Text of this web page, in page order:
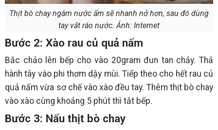
Thịt bò chay ngâm nước ấm sẽ nhanh nở hơn, sau đó dùng
tay vắt ráo nước. Ảnh: Internet
Bước 2: Xào rau củ quả nấm
Bắc chảo lên bếp cho vào 20gram đun tan chảy. Thả
hành tây vào phi thơm dậy mùi. Tiếp theo cho hết rau củ
quả nấm vừa sơ chế vào xào đều tay. Thêm thịt bò chay
vào xào cùng khoảng 5 phút thì tắt bếp.
Bước 3: Nấu thịt bò chay